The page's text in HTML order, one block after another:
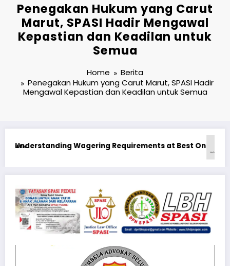
Penegakan Hukum yang Carut
Marut, SPASI Hadir Mengawal
Kepastian dan Keadilan untuk
Semua
Home
Berita
Penegakan Hukum yang Carut Marut, SPASI Hadir
Mengawal Kepastian dan Keadilan untuk Semua
Canada Real Money
Предложения: Максимизация Вашего Игрового Опыта
Ən